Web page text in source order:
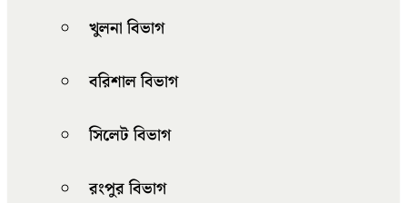
খুলনা বিভাগ
বরিশাল বিভাগ
সিলেট বিভাগ
রংপুর বিভাগ